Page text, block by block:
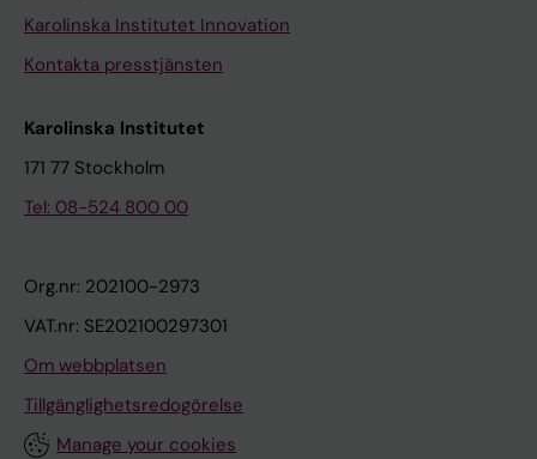
Karolinska Institutet Innovation
Kontakta presstjänsten
Karolinska Institutet
171 77 Stockholm
Tel: 08-524 800 00
Org.nr: 202100-2973
VAT.nr: SE202100297301
Om webbplatsen
Tillgänglighetsredogörelse
Manage your cookies